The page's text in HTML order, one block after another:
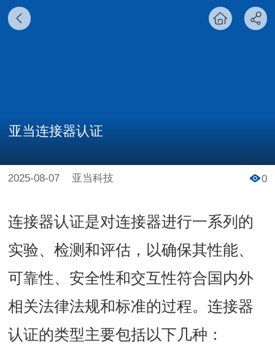
亚当连接器认证
2025-08-07 亚当科技 0
连接器认证是对连接器进行一系列的
实验、检测和评估，以确保其性能、
可靠性、安全性和交互性符合国内外
相关法律法规和标准的过程。连接器
认证的类型主要包括以下几种：